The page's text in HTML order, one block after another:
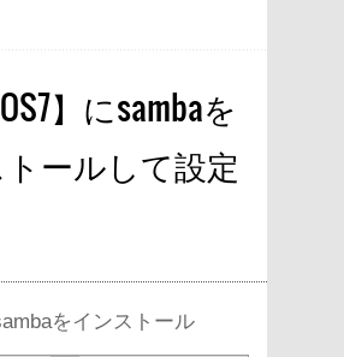
】にsambaを
ールして設定
をインストール